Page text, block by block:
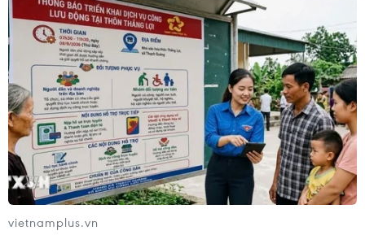
#Lệnh giới nghiêm #Biểu tình
#Adel Abdel Mahdi
#Tình hình Iraq
#Lực lượng an ninh Iraq
Theo dõi VietnamPlus
vietnamplus.vn